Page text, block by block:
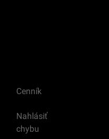
Cenník
Nahlásiť
chybu